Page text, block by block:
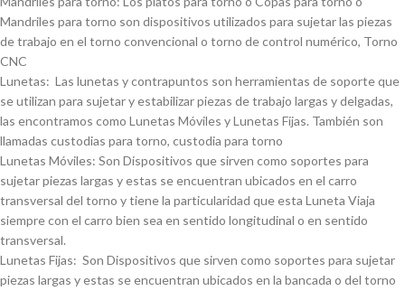
Mandriles para torno son dispositivos utilizados para sujetar las piezas
de trabajo en el torno convencional o torno de control numérico, Torno
CNC
Lunetas: Las lunetas y contrapuntos son herramientas de soporte que
se utilizan para sujetar y estabilizar piezas de trabajo largas y delgadas,
las encontramos como Lunetas Móviles y Lunetas Fijas. También son
llamadas custodias para torno, custodia para torno
Lunetas Móviles: Son Dispositivos que sirven como soportes para
sujetar piezas largas y estas se encuentran ubicados en el carro
transversal del torno y tiene la particularidad que esta Luneta Viaja
siempre con el carro bien sea en sentido longitudinal o en sentido
transversal.
Lunetas Fijas: Son Dispositivos que sirven como soportes para sujetar
piezas largas y estas se encuentran ubicados en la bancada o del torno